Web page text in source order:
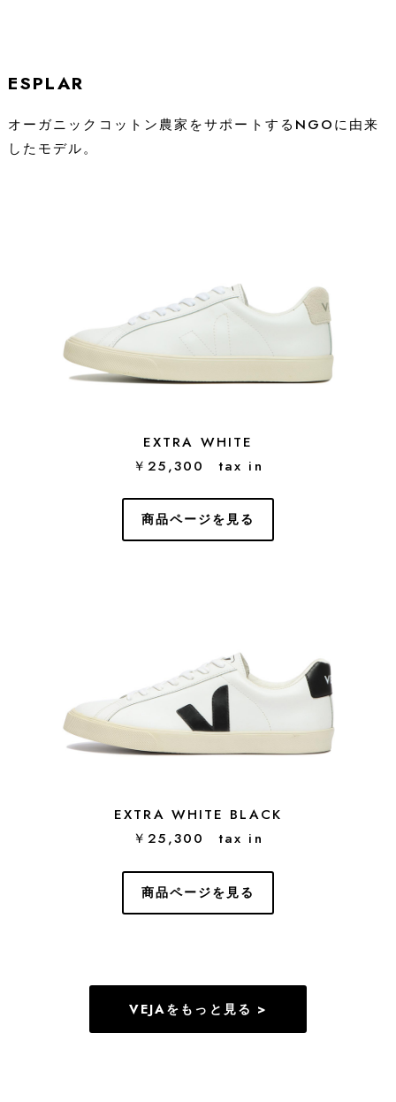
ESPLAR
オーガニックコットン農家をサポートするNGOに由来
したモデル。
EXTRA WHITE
￥25,300 tax in
商品ページを見る
EXTRA WHITE BLACK
￥25,300 tax in
商品ページを見る
VEJAをもっと見る >